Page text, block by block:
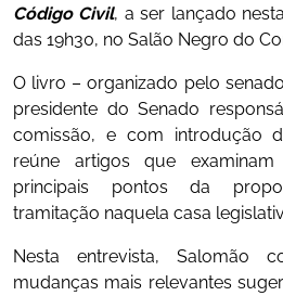
Código Civil, a ser lançado
das 19h30, no Salão Negro do
O livro – organizado pelo
presidente do Senado
comissão, e com introdução
reúne artigos que
principais pontos da
tramitação naquela casa
Nesta entrevista, Salomão
mudanças mais relevantes